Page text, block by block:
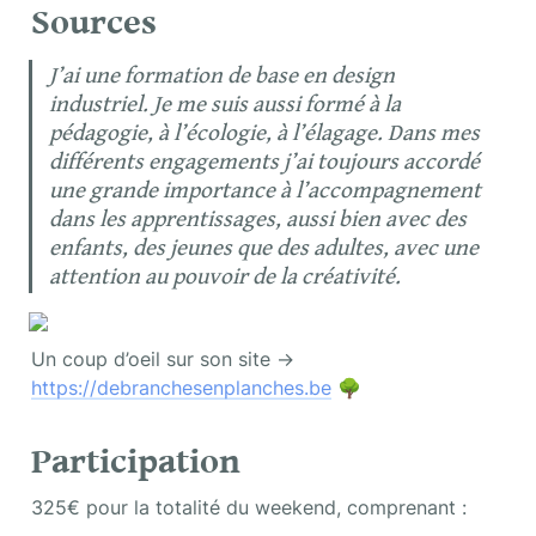
Sources
J’ai une formation de base en design
industriel. Je me suis aussi formé à la
pédagogie, à l’écologie, à l’élagage. Dans mes
différents engagements j’ai toujours accordé
une grande importance à l’accompagnement
dans les apprentissages, aussi bien avec des
enfants, des jeunes que des adultes, avec une
attention au pouvoir de la créativité.
https://debranchesenplanches.be 🌳
Participation
325€ pour la totalité du weekend, comprenant :